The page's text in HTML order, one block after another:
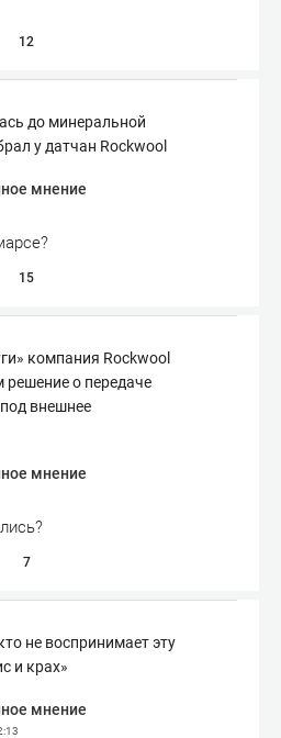
12
до минеральной
у датчан Rockwool
мнение
15
компания Rockwool
о передаче
внешнее
мнение
7
не воспринимает эту
и крах»
мнение